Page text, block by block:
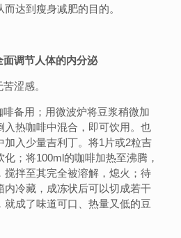
达到瘦身减肥的目的。
节人体的内分泌
涩感。
备用；用微波炉将豆浆稍微加
入热咖啡中混合，即可饮用。也
加入少量吉利丁。将1片或2粒吉
；将100ml的咖啡加热至沸腾，
搅拌至其完全被溶解，熄火；待
内冷藏，成冻状后可以切成若干
就成了味道可口、热量又低的豆